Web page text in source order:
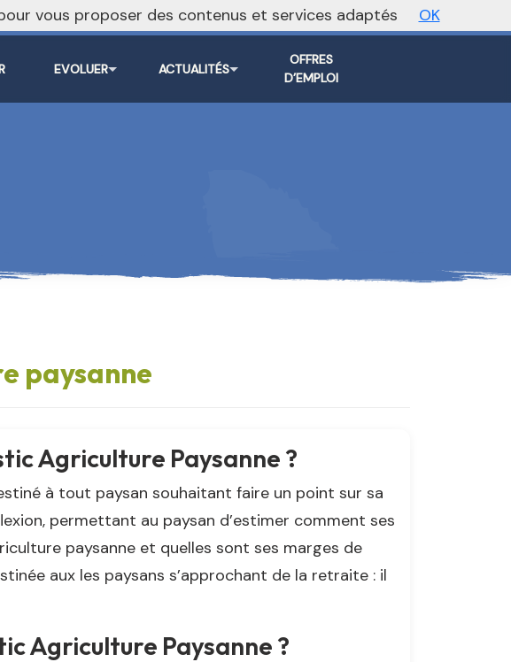
Vers le site national
EVOLUER ACTUALITÉS
OFFRES
D’EMPLOI
paysanne
Agriculture Paysanne ?
à tout paysan souhaitant faire un point sur sa
permettant au paysan d’estimer comment ses
paysanne et quelles sont ses marges de
aux les paysans s’approchant de la retraite : il
Agriculture Paysanne ?
vous proposer des contenus et services adaptés OK